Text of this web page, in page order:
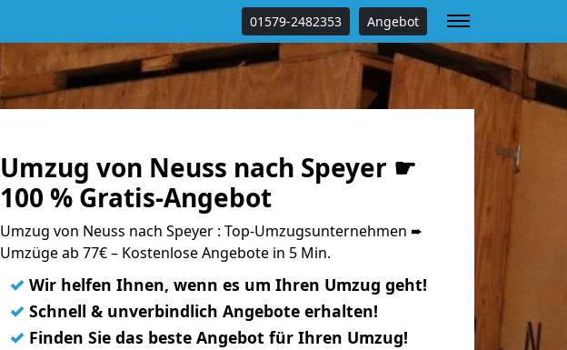
01579-2482353 Angebot
Umzug von Neuss nach Speyer ☛
100 % Gratis-Angebot
Umzug von Neuss nach Speyer : Top-Umzugsunternehmen ➨
Umzüge ab 77€ – Kostenlose Angebote in 5 Min.
✓ Wir helfen Ihnen, wenn es um Ihren Umzug geht!
✓ Schnell & unverbindlich Angebote erhalten!
✓ Finden Sie das beste Angebot für Ihren Umzug!